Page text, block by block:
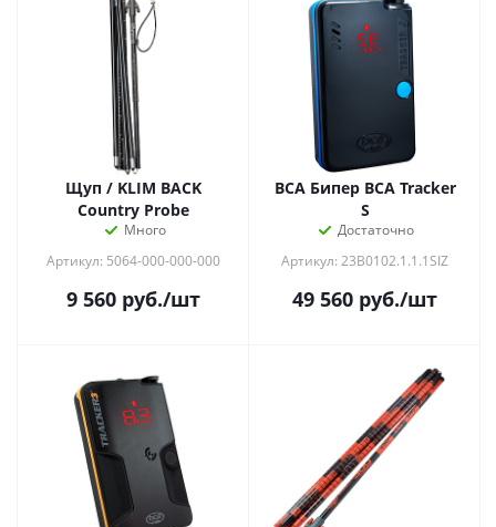
Щуп / KLIM BACK
Country Probe
Много
Артикул: 5064-000-000-000
9 560 руб./шт
ВСА Бипер BCA Tracker
S
Достаточно
Артикул: 23B0102.1.1.1SIZ
49 560 руб./шт